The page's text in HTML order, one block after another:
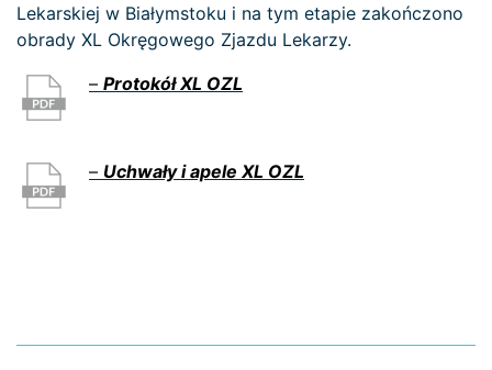
Lekarskiej w Białymstoku i na tym etapie zakończono
obrady XL Okręgowego Zjazdu Lekarzy.
– Protokół XL OZL
– Uchwały i apele XL OZL